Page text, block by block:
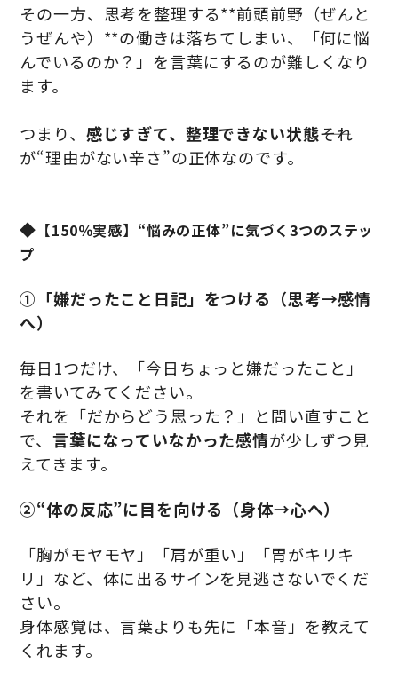
その一方、思考を整理する**前頭前野（ぜんと
うぜんや）**の働きは落ちてしまい、「何に悩
んでいるのか？」を言葉にするのが難しくなり
ます。
つまり、 感じすぎて、整理できない状態――それ
が“理由がない辛さ”の正体なのです。
◆ 【150％実感】“悩みの正体”に気づく3つのステッ
プ
①「嫌だったこと日記」をつける（思考→感情
へ）
毎日1つだけ、「今日ちょっと嫌だったこと」
を書いてみてください。
それを「だからどう思った？」と問い直すこと
で、言葉になっていなかった感情が少しずつ見
えてきます。
②“体の反応”に目を向ける（身体→心へ）
「胸がモヤモヤ」「肩が重い」「胃がキリキ
リ」など、体に出るサインを見逃さないでくだ
さい。
身体感覚は、言葉よりも先に「本音」を教えて
くれます。